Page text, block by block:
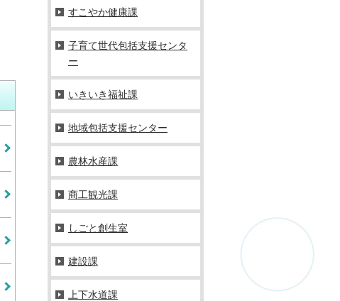
すこやか健康課
子育て世代包括支援センタ
ー
いきいき福祉課
地域包括支援センター
農林水産課
商工観光課
しごと創生室
建設課
上下水道課